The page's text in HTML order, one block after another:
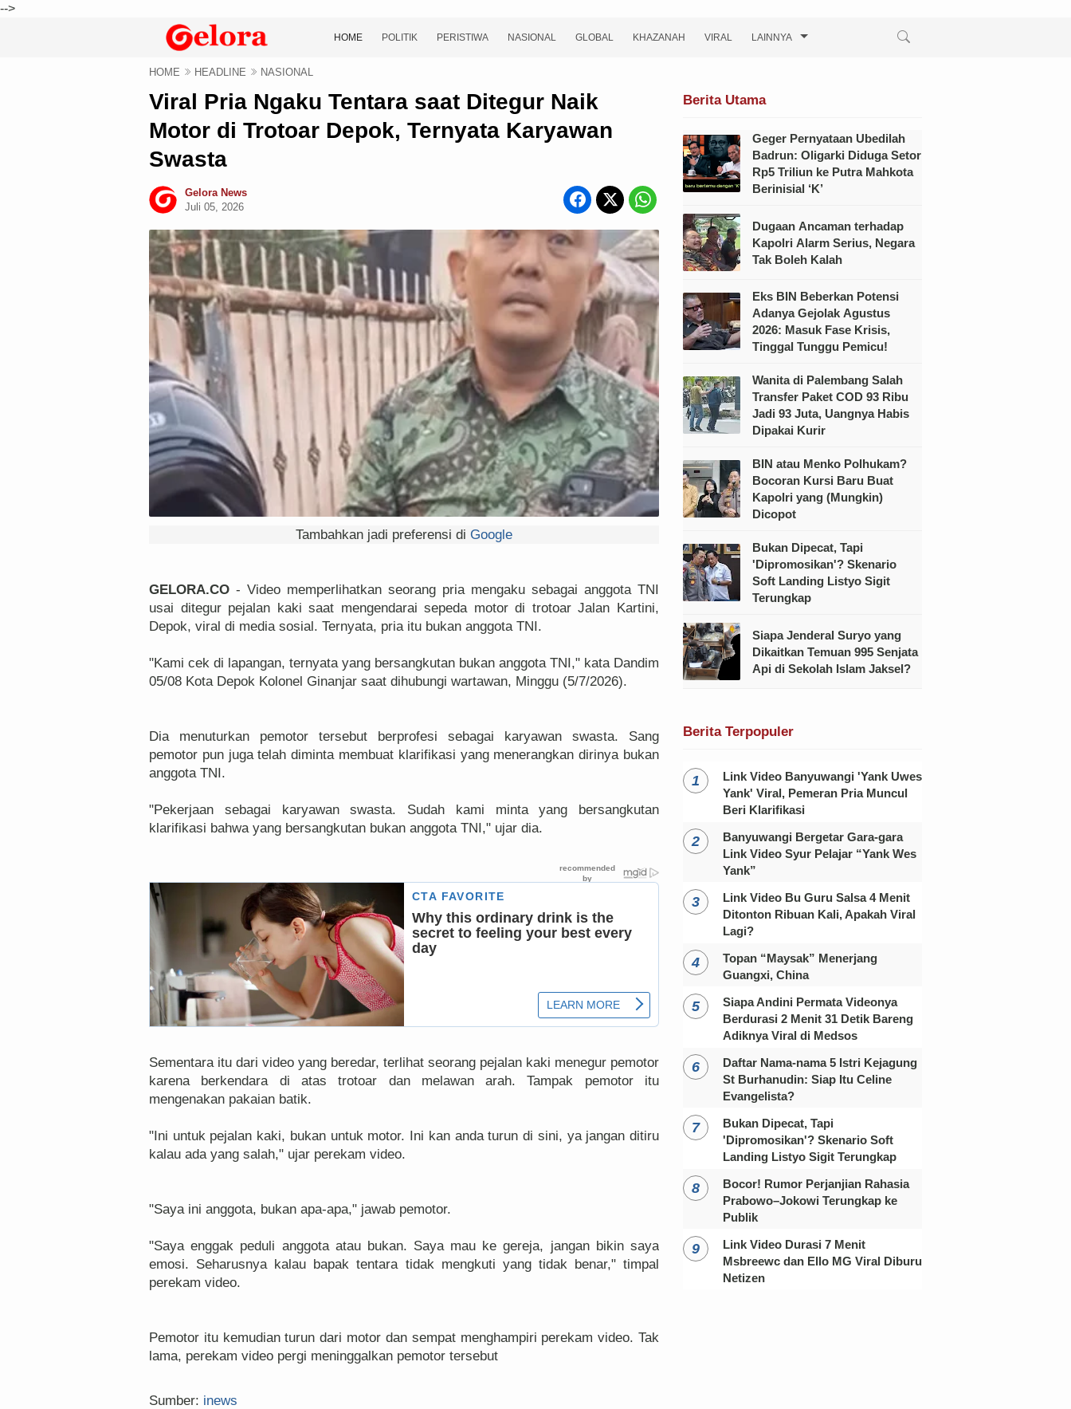
-->
HOME POLITIK PERISTIWA NASIONAL GLOBAL KHAZANAH VIRAL LAINNYA
HOME HEADLINE NASIONAL
Viral Pria Ngaku Tentara saat Ditegur Naik
Motor di Trotoar Depok, Ternyata Karyawan
Swasta
Gelora News
Juli 05, 2026
Tambahkan jadi preferensi di Google
GELORA.CO - Video memperlihatkan seorang pria mengaku sebagai anggota TNI
usai ditegur pejalan kaki saat mengendarai sepeda motor di trotoar Jalan Kartini,
Depok, viral di media sosial. Ternyata, pria itu bukan anggota TNI.
"Kami cek di lapangan, ternyata yang bersangkutan bukan anggota TNI," kata Dandim
05/08 Kota Depok Kolonel Ginanjar saat dihubungi wartawan, Minggu (5/7/2026).
Dia menuturkan pemotor tersebut berprofesi sebagai karyawan swasta. Sang
pemotor pun juga telah diminta membuat klarifikasi yang menerangkan dirinya bukan
anggota TNI.
"Pekerjaan sebagai karyawan swasta. Sudah kami minta yang bersangkutan
klarifikasi bahwa yang bersangkutan bukan anggota TNI," ujar dia.
Sementara itu dari video yang beredar, terlihat seorang pejalan kaki menegur pemotor
karena berkendara di atas trotoar dan melawan arah. Tampak pemotor itu
mengenakan pakaian batik.
"Ini untuk pejalan kaki, bukan untuk motor. Ini kan anda turun di sini, ya jangan ditiru
kalau ada yang salah," ujar perekam video.
"Saya ini anggota, bukan apa-apa," jawab pemotor.
"Saya enggak peduli anggota atau bukan. Saya mau ke gereja, jangan bikin saya
emosi. Seharusnya kalau bapak tentara tidak mengkuti yang tidak benar," timpal
perekam video.
Pemotor itu kemudian turun dari motor dan sempat menghampiri perekam video. Tak
lama, perekam video pergi meninggalkan pemotor tersebut
Sumber: inews
Berita Utama
Geger Pernyataan Ubedilah
Badrun: Oligarki Diduga Setor
Rp5 Triliun ke Putra Mahkota
Berinisial ‘K’
Dugaan Ancaman terhadap
Kapolri Alarm Serius, Negara
Tak Boleh Kalah
Eks BIN Beberkan Potensi
Adanya Gejolak Agustus
2026: Masuk Fase Krisis,
Tinggal Tunggu Pemicu!
Wanita di Palembang Salah
Transfer Paket COD 93 Ribu
Jadi 93 Juta, Uangnya Habis
Dipakai Kurir
BIN atau Menko Polhukam?
Bocoran Kursi Baru Buat
Kapolri yang (Mungkin)
Dicopot
Bukan Dipecat, Tapi
'Dipromosikan'? Skenario
Soft Landing Listyo Sigit
Terungkap
Siapa Jenderal Suryo yang
Dikaitkan Temuan 995 Senjata
Api di Sekolah Islam Jaksel?
Berita Terpopuler
Link Video Banyuwangi 'Yank Uwes
Yank' Viral, Pemeran Pria Muncul
Beri Klarifikasi
Banyuwangi Bergetar Gara-gara
Link Video Syur Pelajar “Yank Wes
Yank”
Link Video Bu Guru Salsa 4 Menit
Ditonton Ribuan Kali, Apakah Viral
Lagi?
Topan “Maysak” Menerjang
Guangxi, China
Siapa Andini Permata Videonya
Berdurasi 2 Menit 31 Detik Bareng
Adiknya Viral di Medsos
Daftar Nama-nama 5 Istri Kejagung
St Burhanudin: Siap Itu Celine
Evangelista?
Bukan Dipecat, Tapi
'Dipromosikan'? Skenario Soft
Landing Listyo Sigit Terungkap
Bocor! Rumor Perjanjian Rahasia
Prabowo–Jokowi Terungkap ke
Publik
Link Video Durasi 7 Menit
Msbreewc dan Ello MG Viral Diburu
Netizen